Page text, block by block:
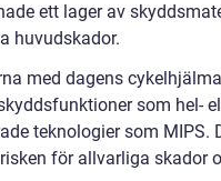
ett lager av
huvudskador.
med dagens
som hel-
teknologier som
för allvarliga skador